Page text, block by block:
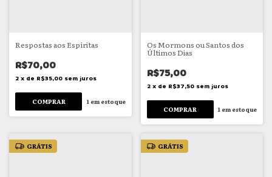
Respostas aos Espíritas
R$70,00
2 x de R$35,00 sem juros
1em estoque
Os Mormons ou Santos dos
Últimos Dias
R$75,00
2 x de R$37,50 sem juros
1 em estoque
GRÁTIS GRÁTIS